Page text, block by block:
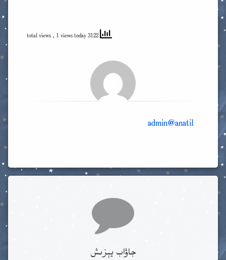
3122 total views
, 1 views today
admin@anatil
جاۋاب يېزىش